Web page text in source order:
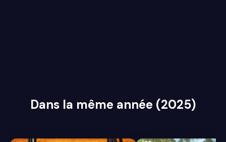
Dans la même année (2025)